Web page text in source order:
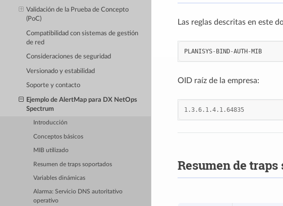
Validación de la Prueba de Concepto
(PoC)
Compatibilidad con sistemas de gestión
de red
Consideraciones de seguridad
Versionado y estabilidad
Soporte y contacto
Ejemplo de AlertMap para DX NetOps
Spectrum
Introducción
Conceptos básicos
MIB utilizado
Resumen de traps soportados
Variables dinámicas
Alarma: Servicio DNS autoritativo
operativo
Las reglas descritas en este
PLANISYS- BIND-AUTH - MIB
OID raíz de la empresa:
1.3.6.1.4.1.64835
Resumen de traps